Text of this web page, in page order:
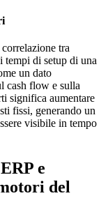
tra
di setup di una
un dato
cash flow e sulla
significa aumentare
fissi, generando un
visibile in tempo
e
del